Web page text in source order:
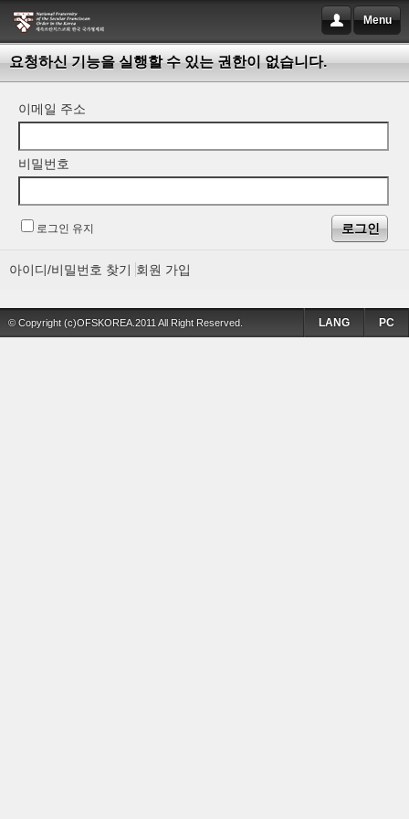
Menu
요청하신 기능을 실행할 수 있는 권한이 없습니다.
이메일 주소
비밀번호
로그인 유지
아이디/비밀번호 찾기 회원 가입
© Copyright (c)OFSKOREA.2011 All Right Reserved. PC
LANG